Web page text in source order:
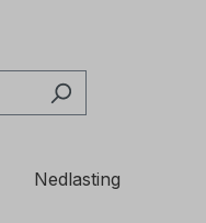
Nedlasting